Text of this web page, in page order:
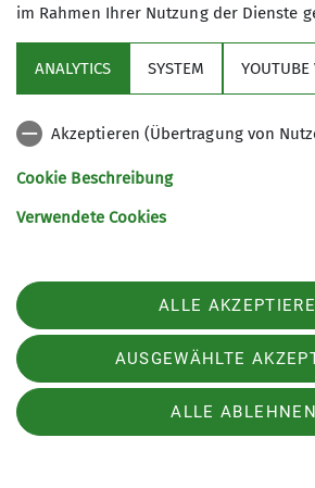
Glatt unterwegs und am
Wetter und mit fünf Personen.
im Rahmen Ihrer Nutzung der Dienste
ANALYTICS SYSTEM YOUTUBE
Akzeptieren (Übertragung von
Cookie Beschreibung
Verwendete Cookies
ALLE
AUSGEWÄHLTE
ALLE ABLEHNEN